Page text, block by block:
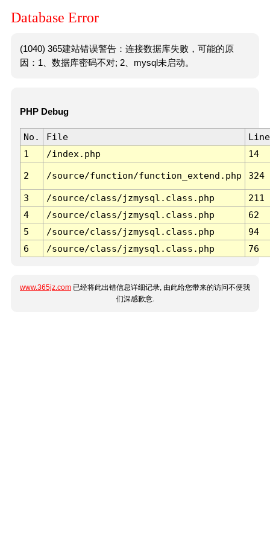
Database Error
(1040) 365建站错误警告：连接数据库失败，可能的原
因：1、数据库密码不对; 2、mysql未启动。
PHP Debug
No. File
Line
1
/index.php 14
2 /source/function/function_extend.php 324
3 /source/class/jzmysql.class.php
211
4
/source/class/jzmysql.class.php
62
5
/source/class/jzmysql.class.php
94
6
/source/class/jzmysql.class.php 76
www.365jz.com 已经将此出错信息详细记录, 由此给您带来的访问不便我
们深感歉意.